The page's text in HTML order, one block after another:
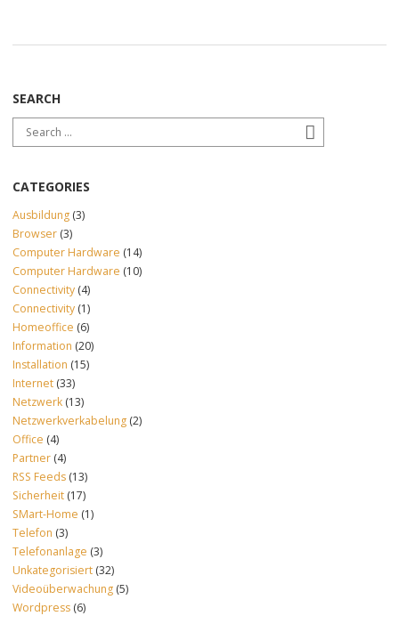
SEARCH
Search for:
CATEGORIES
Ausbildung (3)
Browser (3)
Computer Hardware (14)
Computer Hardware (10)
Connectivity (4)
Connectivity (1)
Homeoffice (6)
Information (20)
Installation (15)
Internet (33)
Netzwerk (13)
Netzwerkverkabelung (2)
Office (4)
Partner (4)
RSS Feeds (13)
Sicherheit (17)
SMart-Home (1)
Telefon (3)
Telefonanlage (3)
Unkategorisiert (32)
Videoüberwachung (5)
Wordpress (6)